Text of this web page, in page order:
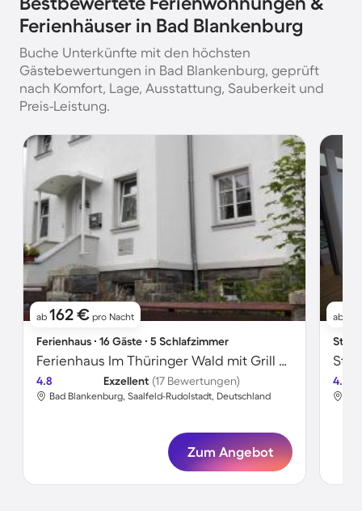
Ferienhäuser in Bad Blankenburg
Buche Unterkünfte mit den höchsten
Gästebewertungen in Bad Blankenburg, geprüft
nach Komfort, Lage, Ausstattung, Sauberkeit und
Preis-Leistung.
ab 162 € pro Nacht
Ferienhaus ∙ 16 Gäste ∙ 5 Schlafzimmer
Ferienhaus Im Thüringer Wald mit Grill und Garten
4.8 Exzellent (17 Bewertungen)
Bad Blankenburg, Saalfeld-Rudolstadt, Deutschland
Zum Angebot
ab
4.8